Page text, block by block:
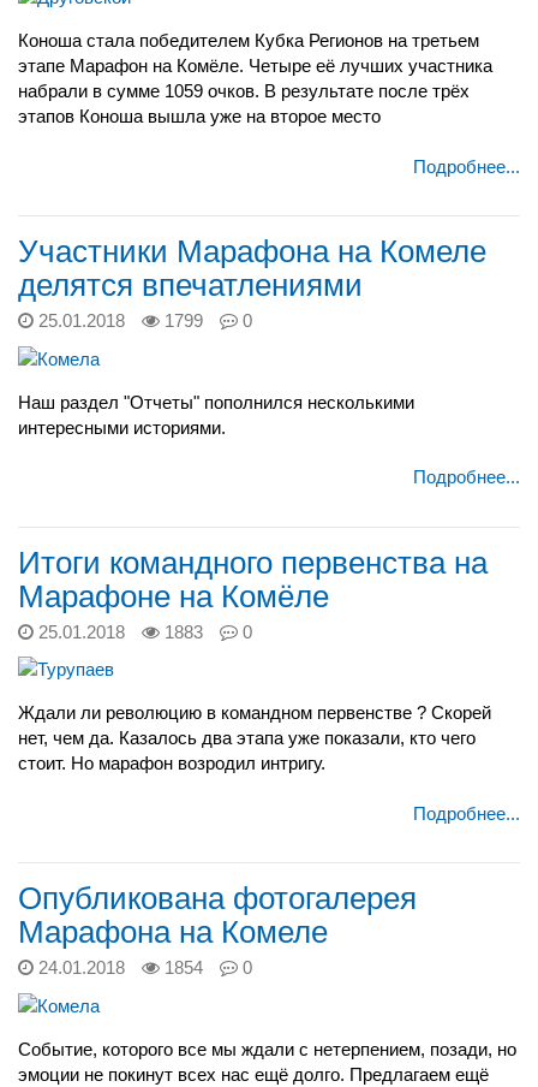
Коноша стала победителем Кубка Регионов на третьем
этапе Марафон на Комёле. Четыре её лучших участника
набрали в сумме 1059 очков. В результате после трёх
этапов Коноша вышла уже на второе место
Подробнее...
Участники Марафона на Комеле
делятся впечатлениями
25.01.2018 1799 0
Наш раздел "Отчеты" пополнился несколькими
интересными историями.
Подробнее...
Итоги командного первенства на
Марафоне на Комёле
25.01.2018 1883 0
Ждали ли революцию в командном первенстве ? Скорей
нет, чем да. Казалось два этапа уже показали, кто чего
стоит. Но марафон возродил интригу.
Подробнее...
Опубликована фотогалерея
Марафона на Комеле
24.01.2018 1854 0
Событие, которого все мы ждали с нетерпением, позади, но
эмоции не покинут всех нас ещё долго. Предлагаем ещё